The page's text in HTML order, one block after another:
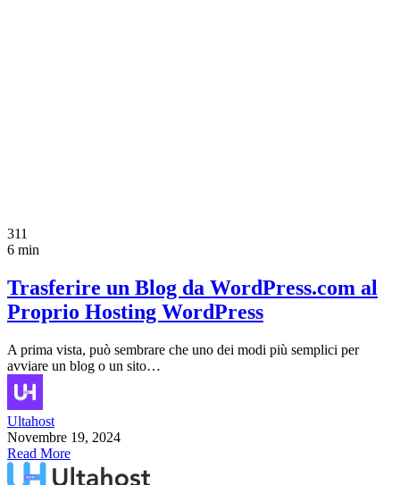
311
6 min
Trasferire un Blog da WordPress.com al
Proprio Hosting WordPress
A prima vista, può sembrare che uno dei modi più semplici per
avviare un blog o un sito…
Ultahost
Novembre 19, 2024
Read More